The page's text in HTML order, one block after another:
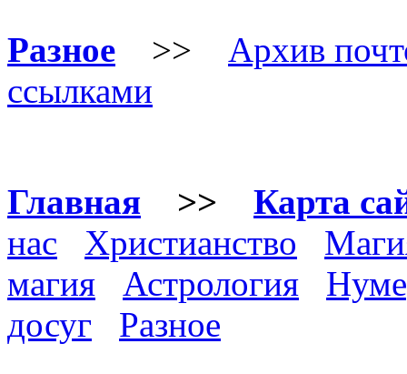
Разное >> Архив
ссылками
Главная >> Карта
нас
Христианство
магия
Астрология
досуг
Разное